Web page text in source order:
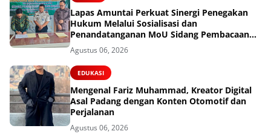
Lapas Amuntai Perkuat Sinergi Penegakan
Hukum Melalui Sosialisasi dan
Penandatanganan MoU Sidang Pembacaan
Putusan Banding
Agustus 06, 2026
EDUKASI
Mengenal Fariz Muhammad, Kreator Digital
Asal Padang dengan Konten Otomotif dan
Perjalanan
Agustus 06, 2026